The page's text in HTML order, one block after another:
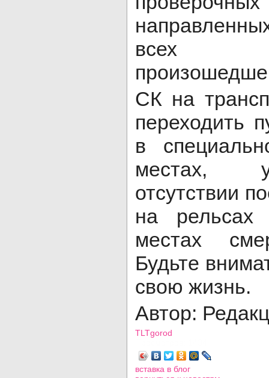
всех
СК на
переходить
в
местах,
отсутствии
на рельсах
местах
Будьте
свою жизнь.
Автор:
TLTgorod
вставка в блог